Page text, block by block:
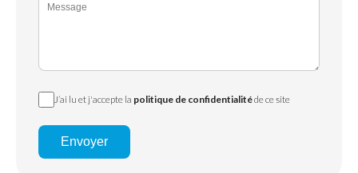
J’ai lu et j'accepte la politique de confidentialitéde ce site
Envoyer